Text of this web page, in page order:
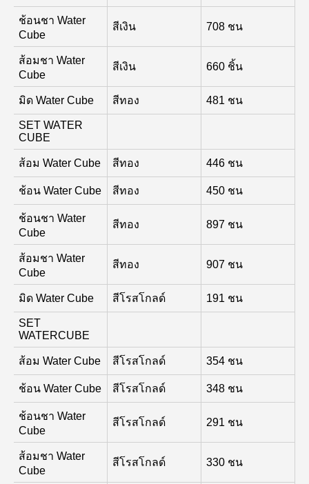
ช้อนชา Water
Cube
สีเงิน 708 ชน
ส้อมชา Water
Cube
สีเงิน 660 ชิ้น
มิด Water Cube สีทอง 481 ชน
SET WATER
CUBE
ส้อม Water Cube สีทอง 446 ชน
ช้อน Water Cube สีทอง 450 ชน
ช้อนชา Water
Cube
สีทอง 897 ชน
ส้อมชา Water
Cube
สีทอง 907 ชน
มิด Water Cube สีโรสโกลด์ 191 ชน
SET
WATERCUBE
ส้อม Water Cube สีโรสโกลด์ 354 ชน
ช้อน Water Cube สีโรสโกลด์ 348 ชน
ช้อนชา Water
Cube
สีโรสโกลด์ 291 ชน
ส้อมชา Water
Cube
สีโรสโกลด์ 330 ชน